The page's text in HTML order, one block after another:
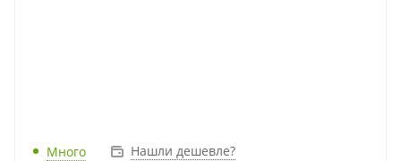
Много Нашли дешевле?